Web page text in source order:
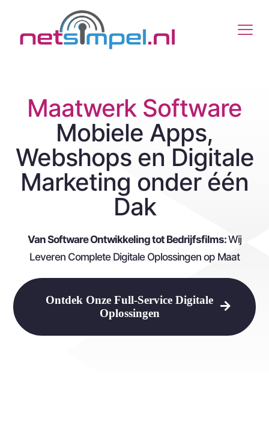
Maatwerk Software
Mobiele Apps,
Webshops en Digitale
Marketing onder één
Dak
Van Software Ontwikkeling tot Bedrijfsfilms:Wij
Leveren Complete Digitale Oplossingen op Maat
Ontdek Onze Full-Service Digitale
Oplossingen